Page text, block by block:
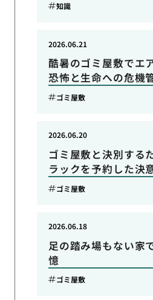
知識
酷暑のゴミ屋敷でエ
恐怖と生命への危機
2026.06.21
ゴミ屋敷
ゴミ屋敷と決別する
ラックを予約した決
2026.06.20
ゴミ屋敷
足の踏み場もない家
憶
2026.06.18
ゴミ屋敷